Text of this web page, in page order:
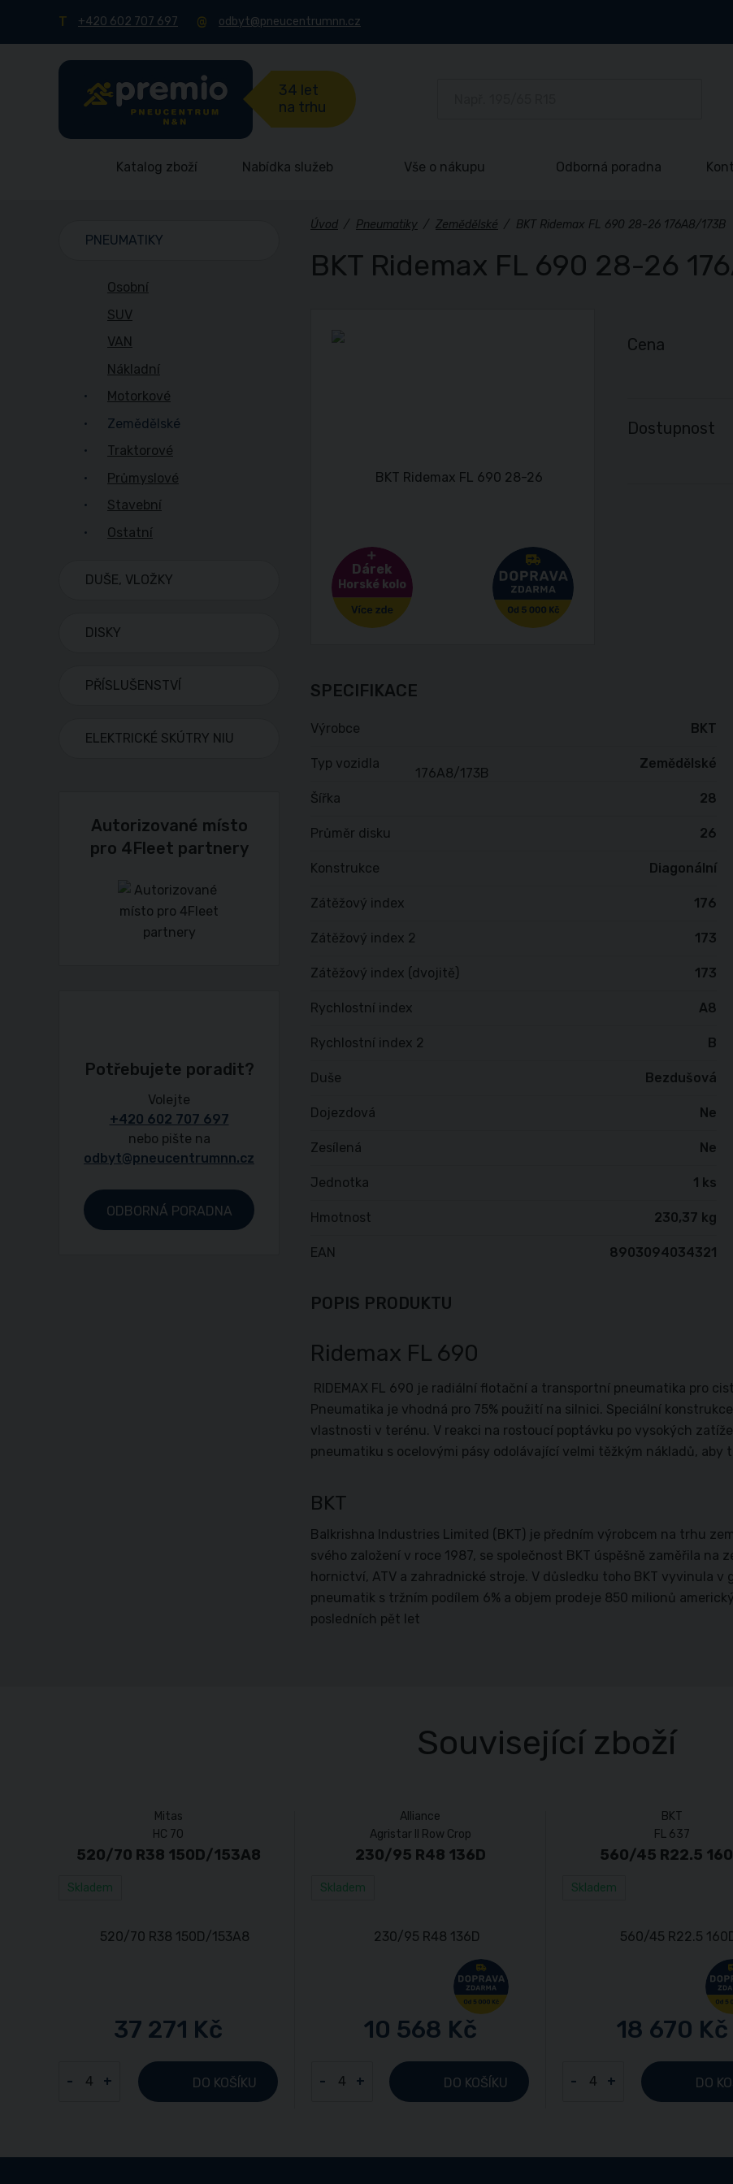
+420 602 707 697 odbyt@pneucentrumnn.cz
34 let
na trhu
Katalog zboží Nabídka služeb Vše o nákupu Odborná poradna
Úvod / Pneumatiky / Zemědělské / BKT Ridemax FL 690 28-26 176A8/173B
BKT Ridemax FL 690 28-26
Dárek
Horské kolo
Cena
Dostupnost
SPECIFIKACE
Výrobce BKT
Typ vozidla Zemědělské
Šířka 28
Průměr disku 26
Konstrukce Diagonální
Zátěžový index 176
Zátěžový index 2 173
Zátěžový index (dvojitě) 173
Rychlostní index A8
Rychlostní index 2 B
Duše Bezdušová
Dojezdová Ne
Zesílená Ne
Jednotka 1 ks
Hmotnost 230,37 kg
EAN 8903094034321
POPIS PRODUKTU
Ridemax FL 690
RIDEMAX FL 690 je radiální flotační a transportní pneumatika pro
Pneumatika je vhodná pro 75% použití na silnici. Speciální
vlastnosti v terénu. V reakci na rostoucí poptávku po vysokých
pneumatiku s ocelovými pásy odolávající velmi těžkým nákladů,
BKT
Balkrishna Industries Limited (BKT) je předním výrobcem na trhu
svého založení v roce 1987, se společnost BKT úspěšně zaměřila
hornictví, ATV a zahradnické stroje. V důsledku toho BKT vyvinula
pneumatik s tržním podílem 6% a objem prodeje 850 milionů
posledních pět let
PNEUMATIKY
Osobní
SUV
VAN
Nákladní
Motorkové
Zemědělské
Traktorové
Průmyslové
Stavební
Ostatní
DUŠE, VLOŽKY
DISKY
PŘÍSLUŠENSTVÍ
ELEKTRICKÉ SKÚTRY NIU
Autorizované místo
pro 4Fleet partnery
Potřebujete poradit?
Volejte
+420 602 707 697
nebo pište na
odbyt@pneucentrumnn.cz
ODBORNÁ PORADNA
Související zboží
Mitas
HC 70
520/70 R38 150D/153A8
Skladem
37 271 Kč
- + DO KOŠÍKU
Alliance
Agristar II Row Crop
230/95 R48 136D
Skladem
10 568 Kč
- + DO KOŠÍKU
BKT
FL 637
560/45 R22.5
Skladem
18 670 Kč
- + DO